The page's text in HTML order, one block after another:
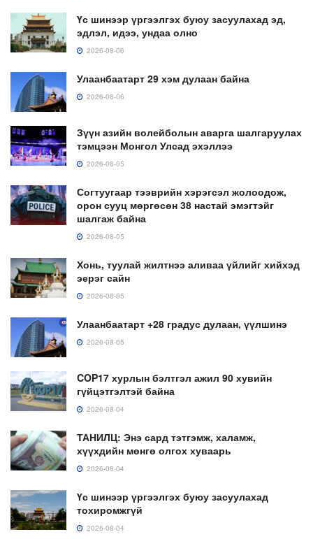
Үс шинээр үргээлгэх буюу засуулахад эд,
эдлэл, идээ, ундаа олно
2026-08-06
Улаанбаатарт 29 хэм дулаан байна
2026-08-06
Зүүн азийн волейболын аварга шалгаруулах
тэмцээн Монгол Улсад эхэллээ
2026-08-05
Согтуугаар тээврийн хэрэгсэл жолоодож,
орон сууц мөргөсөн 38 настай эмэгтэйг
шалгаж байна
2026-08-05
Хонь, туулай жилтнээ аливаа үйлийг хийхэд
эерэг сайн
2026-08-05
Улаанбаатарт +28 градус дулаан, үүлшинэ
2026-08-05
COP17 хурлын бэлтгэл ажил 90 хувийн
гүйцэтгэлтэй байна
2026-08-04
ТАНИЛЦ: Энэ сард тэтгэмж, халамж,
хүүхдийн мөнгө олгох хуваарь
2026-08-04
Үс шинээр үргээлгэх буюу засуулахад
тохиромжгүй
2026-08-04